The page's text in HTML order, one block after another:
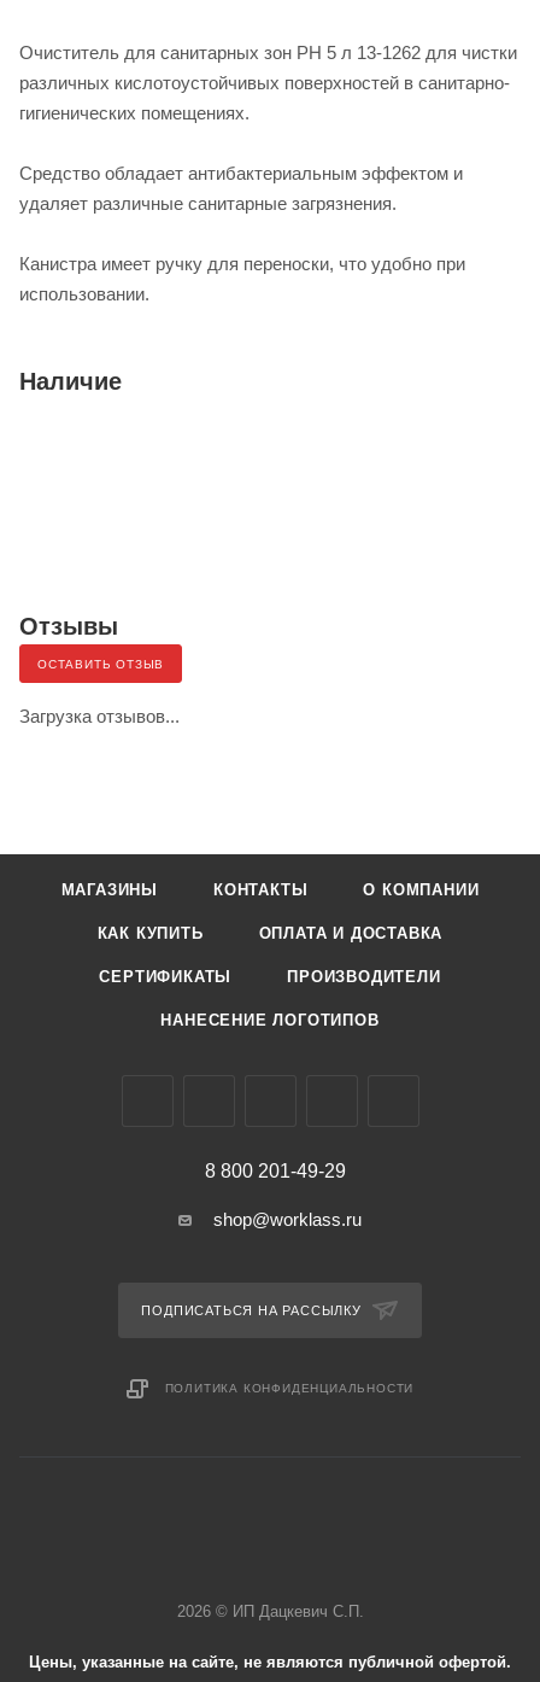
Очиститель для санитарных зон PH 5 л 13-1262 для чистки
различных кислотоустойчивых поверхностей в санитарно-
гигиенических помещениях.
Средство обладает антибактериальным эффектом и
удаляет различные санитарные загрязнения.
Канистра имеет ручку для переноски, что удобно при
использовании.
Наличие
Отзывы
ОСТАВИТЬ ОТЗЫВ
Загрузка отзывов...
МАГАЗИНЫ КОНТАКТЫ О КОМПАНИИ
КАК КУПИТЬ ОПЛАТА И ДОСТАВКА
СЕРТИФИКАТЫ ПРОИЗВОДИТЕЛИ
НАНЕСЕНИЕ ЛОГОТИПОВ
8 800 201-49-29
shop@worklass.ru
ПОДПИСАТЬСЯ НА РАССЫЛКУ
ПОЛИТИКА КОНФИДЕНЦИАЛЬНОСТИ
2026 © ИП Дацкевич С.П.
Цены, указанные на сайте, не являются публичной офертой.